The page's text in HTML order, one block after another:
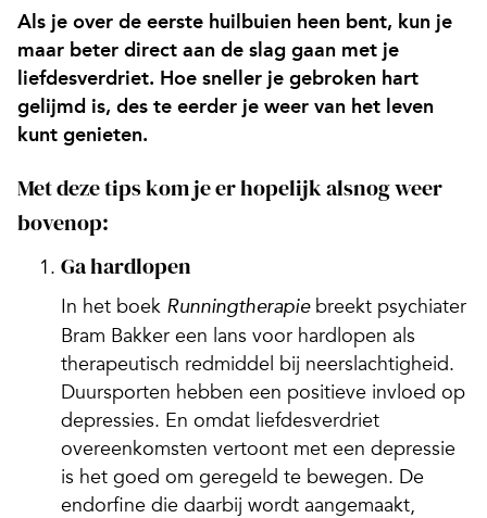
Als je over de eerste huilbuien heen bent, kun je
maar beter direct aan de slag gaan met je
liefdesverdriet. Hoe sneller je gebroken hart
gelijmd is, des te eerder je weer van het leven
kunt genieten.
Met deze tips kom je er hopelijk alsnog weer
bovenop:
Ga hardlopen
In het boek Runningtherapiebreekt psychiater
Bram Bakker een lans voor hardlopen als
therapeutisch redmiddel bij neerslachtigheid.
Duursporten hebben een positieve invloed op
depressies. En omdat liefdesverdriet
overeenkomsten vertoont met een depressie
is het goed om geregeld te bewegen. De
endorfine die daarbij wordt aangemaakt,